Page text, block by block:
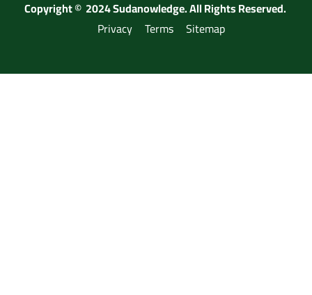
Copyright © 2024 Sudanowledge. All Rights Reserved.
Privacy Terms Sitemap